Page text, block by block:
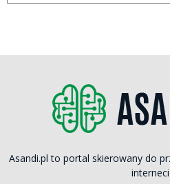
Asandi.pl to portal skierowany do